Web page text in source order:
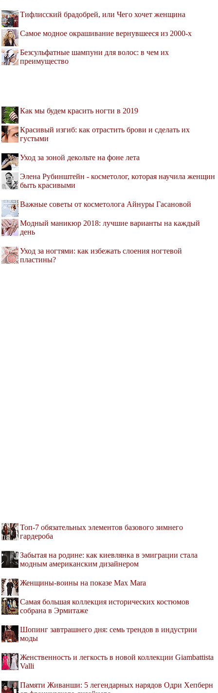
Тифлисский брадобрей, или Чего хочет женщина
Самое модное окрашивание вернувшееся из 2000-х
Безсульфатные шампуни для волос: в чем их
преимущество
Как мы будем красить ногти в 2019
Красивый изгиб: как отрастить брови и сделать их
густыми
Уход за зоной декольте на фоне лета
Элена Рубинштейн - косметолог, которая научила женщин
быть красивыми
Важные советы от косметолога Айнуры Гасановой
Модный маникюр 2018: лучшие варианты на каждый
день
Уход за ногтями: как избежать слоения ногтевой
пластины?
Топ-7 обязательных элементов базового зимнего
гардероба
Забытая на родине: как киевлянка в эмиграции стала
модным американским дизайнером
Женщины-воины на показе Max Mara
Самая большая коллекция исторических костюмов
собрана в Эрмитаже
Шопинг завтрашнего дня: семь трендов в индустрии
моды
Женственность и легкость в новой коллекции Giambattista
Valli
Памяти Живанши: 5 легендарных нарядов Одри Хепберн